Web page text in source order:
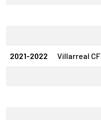
2021-2022 Villarreal CF